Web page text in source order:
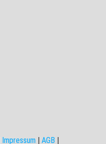
Impressum | AGB |